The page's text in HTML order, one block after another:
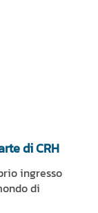
di CRH
ingresso
di